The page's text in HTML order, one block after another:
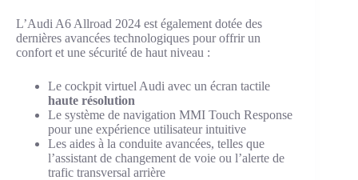
L’Audi A6 Allroad 2024 est également dotée des
dernières avancées technologiques pour offrir un
confort et une sécurité de haut niveau :
Le cockpit virtuel Audi avec un écran tactile
haute résolution
Le système de navigation MMI Touch Response
pour une expérience utilisateur intuitive
Les aides à la conduite avancées, telles que
l’assistant de changement de voie ou l’alerte de
trafic transversal arrière